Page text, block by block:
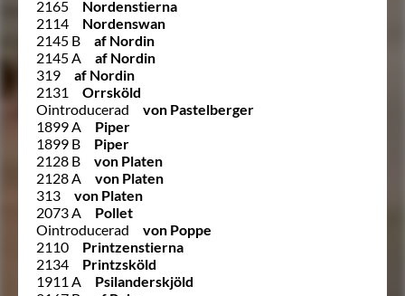
2165
Nordenstierna
2114
Nordenswan
2145 B
af Nordin
2145 A
af Nordin
319
af Nordin
2131
Orrsköld
Ointroducerad
von Pastelberger
1899 A
Piper
1899 B
Piper
2128 B
von Platen
2128 A
von Platen
313
von Platen
2073 A
Pollet
Ointroducerad
von Poppe
2110
Printzenstierna
2134
Printzsköld
1911 A
Psilanderskjöld